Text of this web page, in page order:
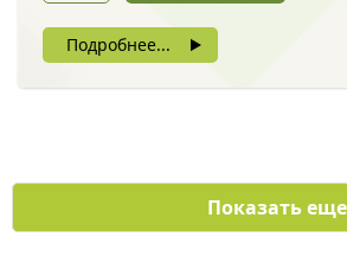
Подробнее...
Показать еще